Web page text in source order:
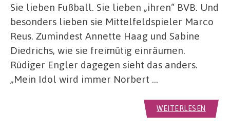
Sie lieben Fußball. Sie lieben „ihren“ BVB. Und
besonders lieben sie Mittelfeldspieler Marco
Reus. Zumindest Annette Haag und Sabine
Diedrichs, wie sie freimütig einräumen.
Rüdiger Engler dagegen sieht das anders.
„Mein Idol wird immer Norbert …
WEITERLESEN